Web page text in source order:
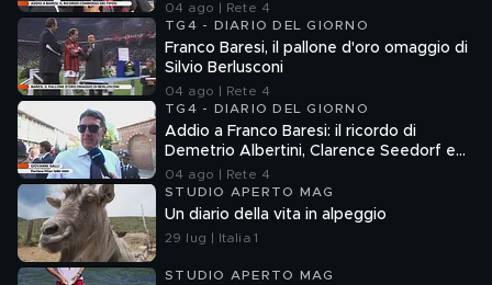
04 ago | Rete 4
TG4 - DIARIO DEL GIORNO
Franco Baresi, il pallone d'oro omaggio di
Silvio Berlusconi
04 ago | Rete 4
TG4 - DIARIO DEL GIORNO
Addio a Franco Baresi: il ricordo di
Demetrio Albertini, Clarence Seedorf e
Giovanni Galli
04 ago | Rete 4
STUDIO APERTO MAG
Un diario della vita in alpeggio
29 lug | Italia 1
STUDIO APERTO MAG